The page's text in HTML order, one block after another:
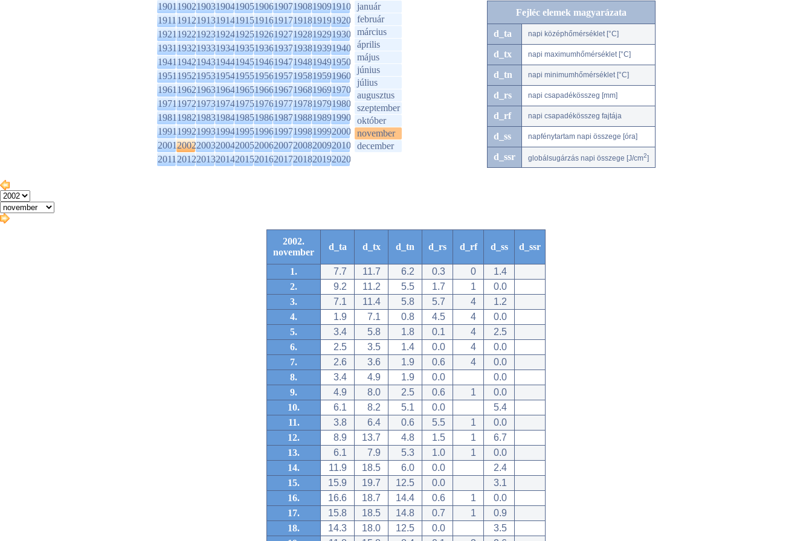
1901190219031904190519061907190819091910
1911191219131914191519161917191819191920
1921192219231924192519261927192819291930
1931193219331934193519361937193819391940
1941194219431944194519461947194819491950
1951195219531954195519561957195819591960
1961196219631964196519661967196819691970
1971197219731974197519761977197819791980
1981198219831984198519861987198819891990
1991199219931994199519961997199819992000
2001200220032004200520062007200820092010
2011201220132014201520162017201820192020
január
február
március
április
május
június
július
augusztus
szeptember
október
november
december
Fejléc elemek magyarázata
d_ta napi középhőmérséklet [°C]
d_tx napi maximumhőmérséklet [°C]
d_tn napi minimumhőmérséklet [°C]
d_rs napi csapadékösszeg [mm]
d_rf napi csapadékösszeg fajtája
d_ss napfénytartam napi összege [óra]
d_ssr globálsugárzás napi összege [J/cm2]
2002.
november
d_ta d_tx d_tn d_rs d_rf d_ss d_ssr
1. 7.7 11.7 6.2 0.3 0
1.4
2.
9.2 11.2 5.5 1.7 1
0.0
3.
7.1 11.4 5.8 5.7 4
1.2
4.
1.9 7.1 0.8 4.5 4
0.0
5.
3.4 5.8 1.8 0.1 4
2.5
6.
2.5 3.5 1.4 0.0 4
0.0
7.
2.6 3.6 1.9 0.6 4
0.0
8.
3.4 4.9 1.9 0.0
0.0
9.
4.9 8.0 2.5 0.6 1
0.0
10.
6.1 8.2 5.1 0.0
5.4
11.
3.8 6.4 0.6 5.5 1
0.0
12.
8.9 13.7 4.8 1.5 1
6.7
13.
6.1 7.9 5.3 1.0 1
0.0
14.
11.9 18.5 6.0 0.0
2.4
15.
15.9 19.7 12.5 0.0
3.1
16.
16.6 18.7 14.4 0.6 1
0.0
17.
15.8 18.5 14.8 0.7 1
0.9
18.
14.3 18.0 12.5 0.0
3.5